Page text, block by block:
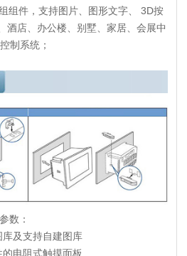
组件，支持图片、图形文字、 3D按
酒店、办公楼、别墅、家居、会展中
制系统；
数：
库及支持自建图库
的电阻式触摸面板